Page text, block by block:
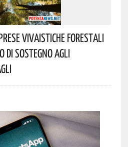
Vivaistiche Forestali
Di Sostegno Agli